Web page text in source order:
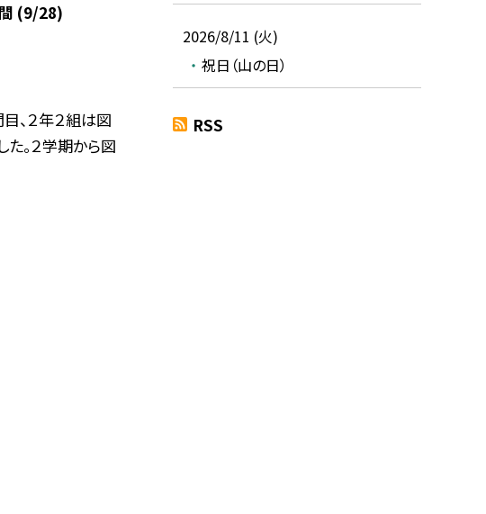
(9/28)
目、２年２組は図
。２学期から図
2026/8/11 (火)
祝日（山の日）
RSS